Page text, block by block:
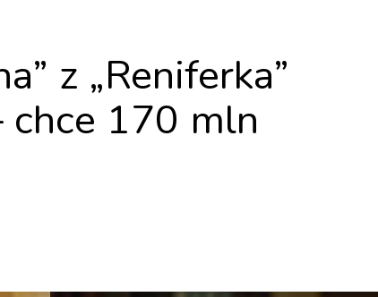
z „Reniferka”
170 mln